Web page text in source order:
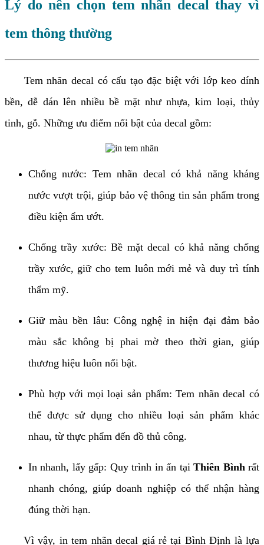
Lý do nên chọn tem nhãn decal thay vì
tem thông thường
Tem nhãn decal có cấu tạo đặc biệt với lớp keo dính
bền, dễ dán lên nhiều bề mặt như nhựa, kim loại, thủy
tinh, gỗ. Những ưu điểm nổi bật của decal gồm:
Chống nước: Tem nhãn decal có khả năng kháng
nước vượt trội, giúp bảo vệ thông tin sản phẩm trong
điều kiện ẩm ướt.
Chống trầy xước: Bề mặt decal có khả năng chống
trầy xước, giữ cho tem luôn mới mẻ và duy trì tính
thẩm mỹ.
Giữ màu bền lâu: Công nghệ in hiện đại đảm bảo
màu sắc không bị phai mờ theo thời gian, giúp
thương hiệu luôn nổi bật.
Phù hợp với mọi loại sản phẩm: Tem nhãn decal có
thể được sử dụng cho nhiều loại sản phẩm khác
nhau, từ thực phẩm đến đồ thủ công.
In nhanh, lấy gấp: Quy trình in ấn tạiThiên Bình rất
nhanh chóng, giúp doanh nghiệp có thể nhận hàng
đúng thời hạn.
Vì vậy, in tem nhãn decal giá rẻ tại Bình Định là lựa